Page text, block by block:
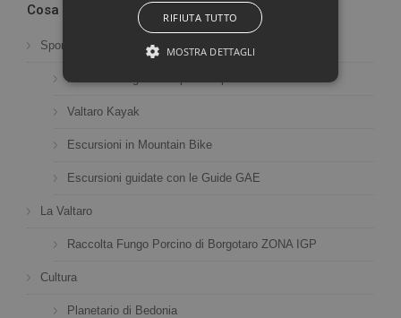
Cosa Fare in Valtaro
Sport
Valtaro Kayak
Escursioni in Mountain Bike
Escursioni guidate con le Guide GAE
La Valtaro
Raccolta Fungo Porcino di Borgotaro ZONA IGP
Cultura
Planetario di Bedonia
RIFIUTA TUTTO
MOSTRA DETTAGLI
STRETTAMENTE NECESSARI E STATISTICHE
funzionalità del sito Web principale come
Il sito Web non può essere utilizzato